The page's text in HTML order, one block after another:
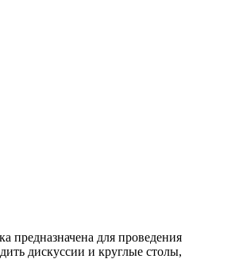
предназначена для проведения
дискуссии и круглые столы,